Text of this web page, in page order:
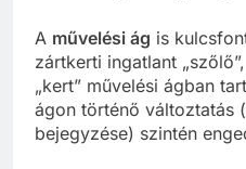
A művelési ág is
zártkerti ingatlant
„kert” művelési ágban
ágon történő változtatás
bejegyzése) szintén